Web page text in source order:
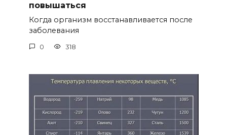
повышаться
Когда организм восстанавливается после
заболевания
0 318